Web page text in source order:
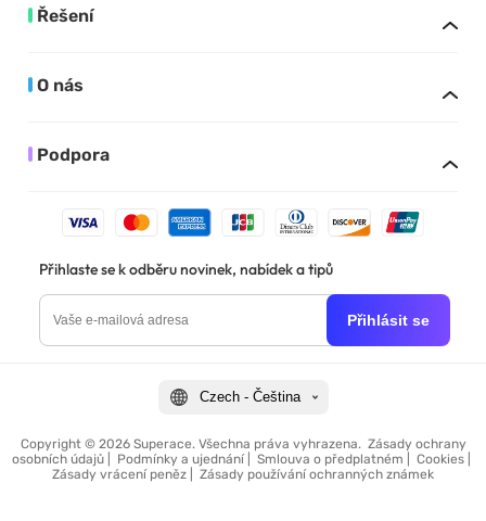
Řešení
O nás
Podpora
Přihlaste se k odběru novinek, nabídek a tipů
Přihlásit se
Czech - Čeština
Copyright © 2026 Superace. Všechna práva vyhrazena. Zásady ochrany
osobních údajů
Podmínky a ujednání Smlouva o předplatném Cookies
Zásady vrácení peněz
Zásady používání ochranných známek